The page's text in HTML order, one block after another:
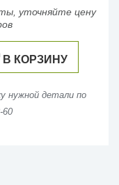
уточняйте цену
В КОРЗИНУ
нужной детали по
60